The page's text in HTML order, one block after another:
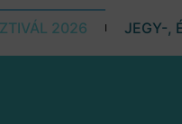
2026 JEGY-,